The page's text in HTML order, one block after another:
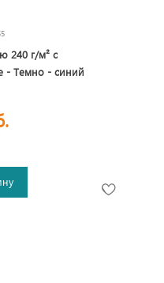
240 г/м² с
- Темно - синий